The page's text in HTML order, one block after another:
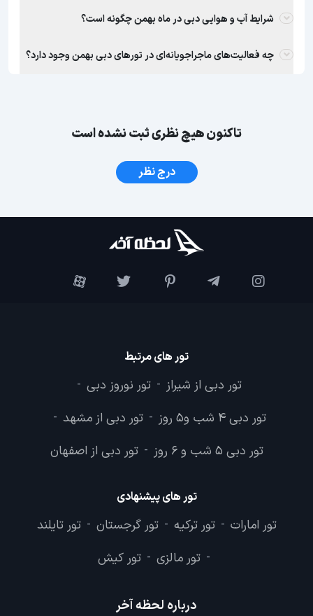
شرایط آب و هوایی دبی در ماه بهمن چگونه است؟
چه فعالیت‌های ماجراجویانه‌ای در تورهای دبی بهمن وجود دارد؟
تاکنون هیچ نظری ثبت نشده است
درج نظر
تور های مرتبط
تور دبی از شیراز - تور نوروز دبی -
تور دبی 4 شب و5 روز - تور دبی از مشهد -
تور دبی 5 شب و 6 روز - تور دبی از اصفهان
تور های پیشنهادی
تور امارات - تور ترکیه - تور گرجستان - تور تایلند
- تور مالزی - تور کیش
درباره لحظه آخر